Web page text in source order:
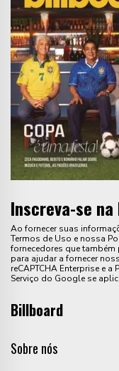
Inscreva-se
Ao fornecer suas
Termos de Uso e nossa
fornecedores que
para ajudar a fornecer
reCAPTCHA Enterprise e
Serviço do Google se
Billboard
Sobre nós